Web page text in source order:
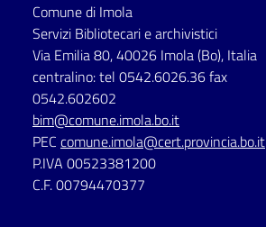
Comune di Imola
Servizi Bibliotecari e archivistici
Via Emilia 80, 40026 Imola (Bo), Italia
centralino: tel 0542.6026.36 fax
0542.602602
bim@comune.imola.bo.it
PEC comune.imola@cert.provincia.bo.it
P.IVA 00523381200
C.F. 00794470377